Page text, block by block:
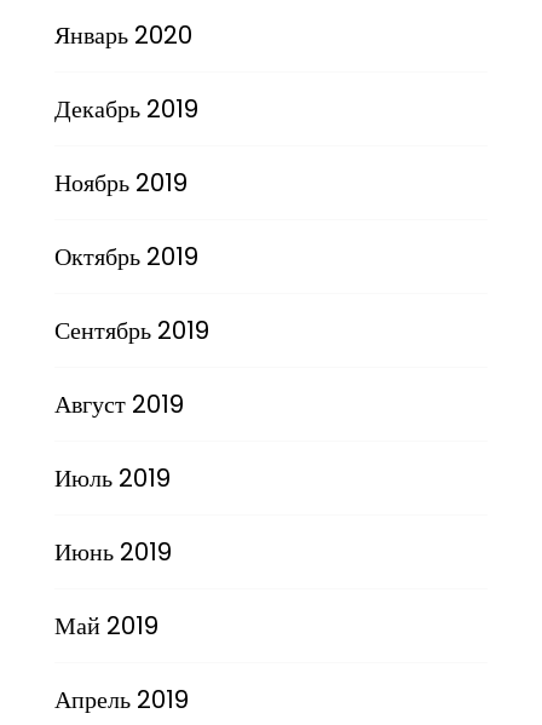
Январь 2020
Декабрь 2019
Ноябрь 2019
Октябрь 2019
Сентябрь 2019
Август 2019
Июль 2019
Июнь 2019
Май 2019
Апрель 2019